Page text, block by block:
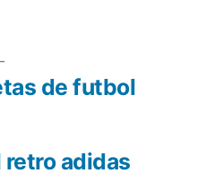
adidas
Entrada
siguiente:
de futbol